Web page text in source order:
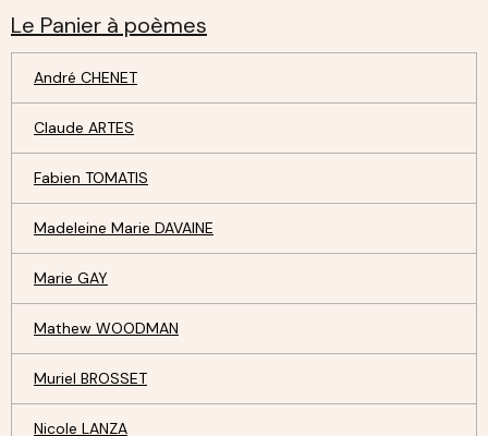
Le Panier à poèmes
André CHENET
Claude ARTES
Fabien TOMATIS
Madeleine Marie DAVAINE
Marie GAY
Mathew WOODMAN
Muriel BROSSET
Nicole LANZA